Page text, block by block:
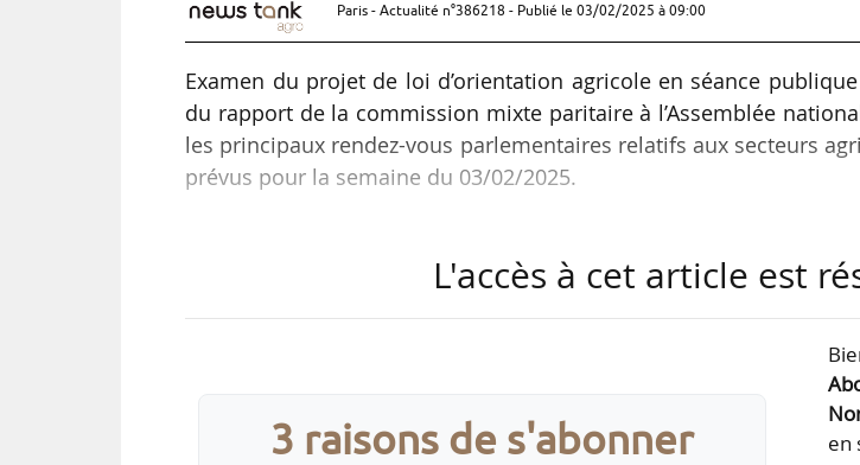
Paris - Actualité n°386218 - Publié le 03/02/2025 à 09:00
Examen du projet de loi d’orientation agricole en séance
du rapport de la commission mixte paritaire à l’Assemblée
les principaux rendez-vous parlementaires relatifs aux secteurs
prévus pour la semaine du 03/02/2025.
tiendront lors de la semaine du 03/02/2025.
Rendez-vous à l'Assemblée nationale
Lundi 03/02/2025
L'accès à cet article est
3 raisons de s'abonner
en